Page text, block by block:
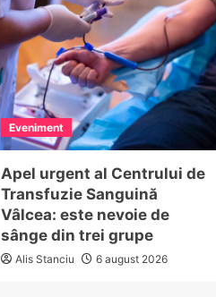
Eveniment
Apel urgent al Centrului de
Transfuzie Sanguină
Vâlcea: este nevoie de
sânge din trei grupe
Alis Stanciu 6 august 2026